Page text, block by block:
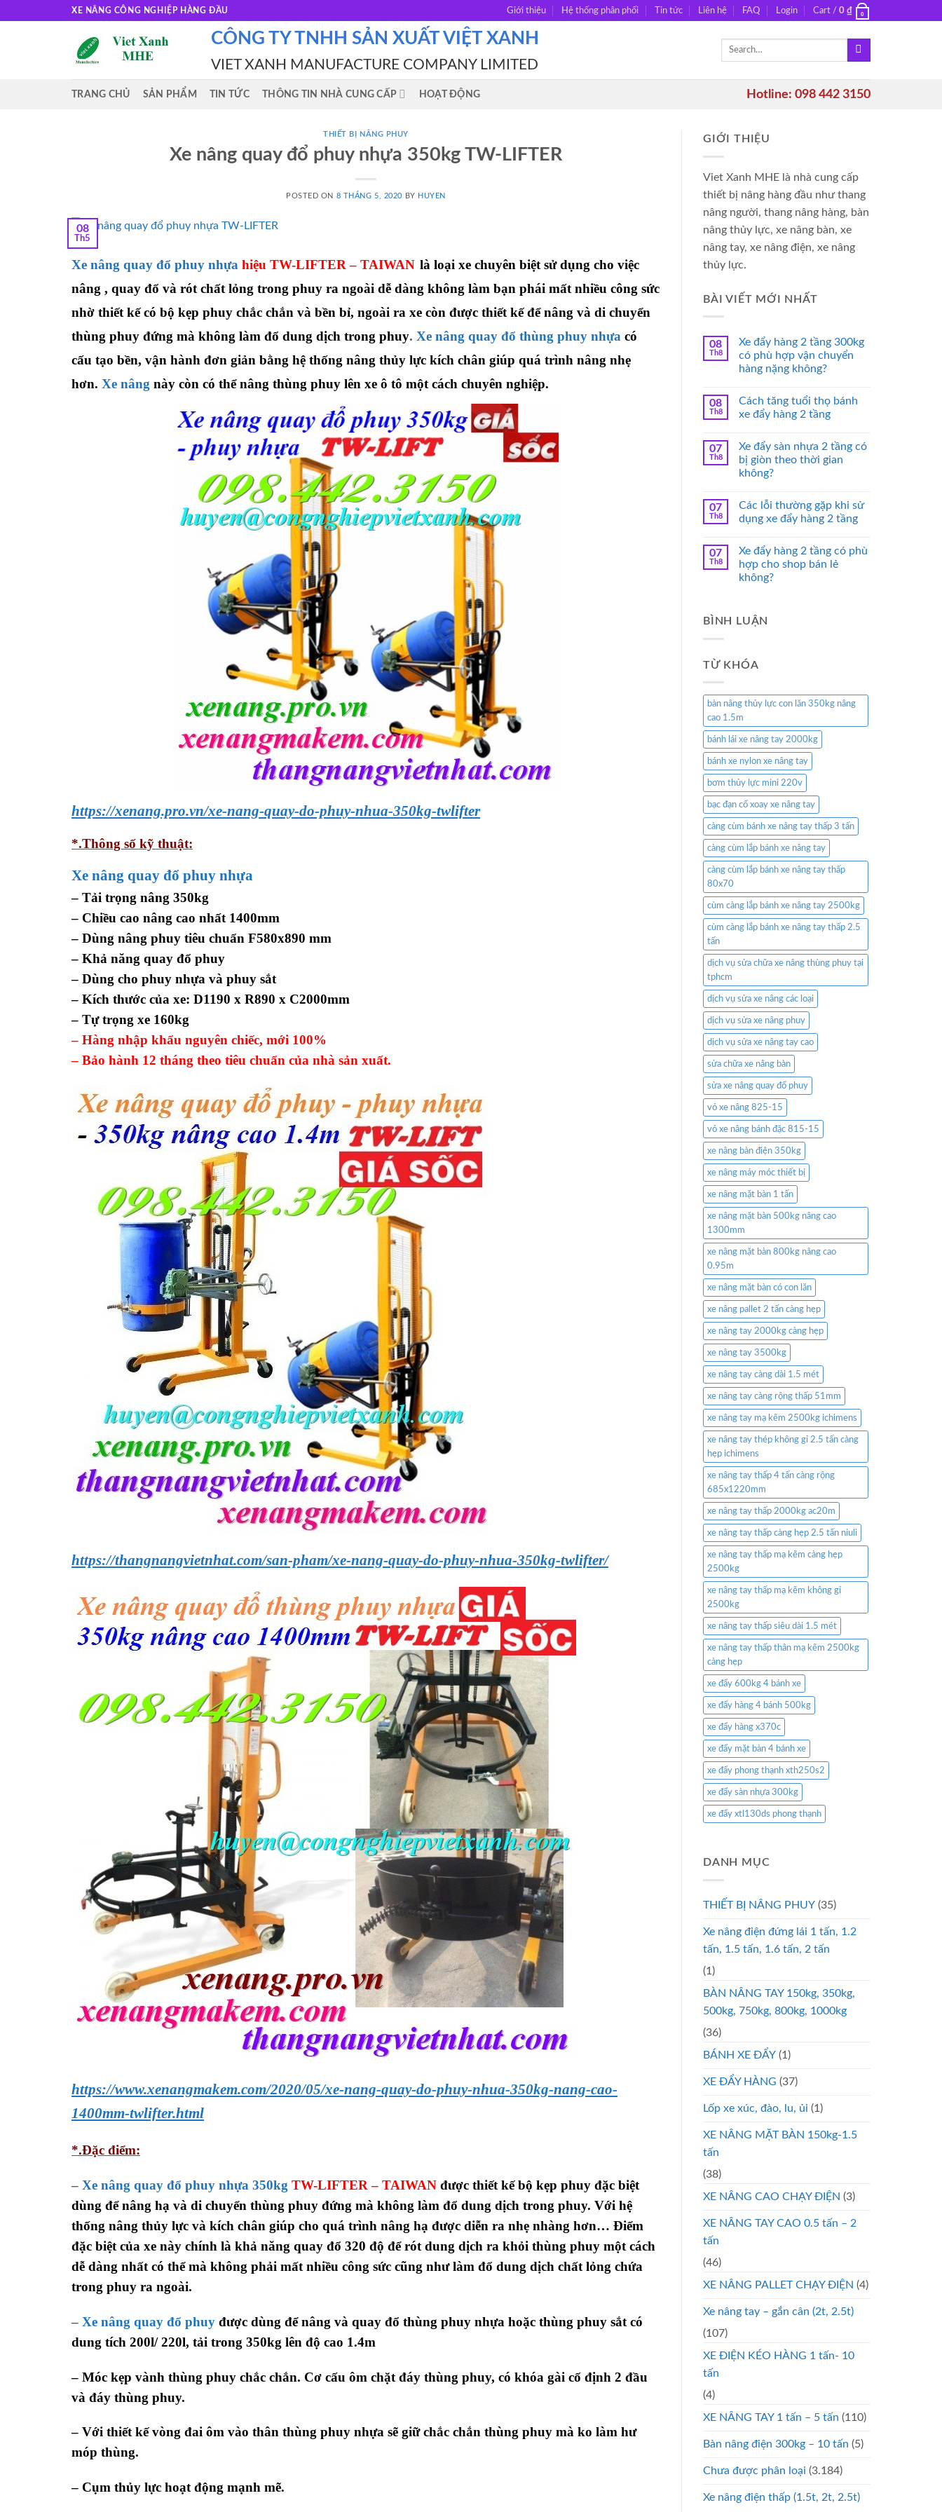
XE NÂNG CÔNG NGHIỆP HÀNG ĐẦU Giới thiệu Hệ thống phân phối Tin tức Liên hệ FAQ Login Cart / 0 ₫ 0
CÔNG TY TNHH SẢN XUẤT VIỆT XANH
VIET XANH MANUFACTURE COMPANY LIMITED
Search
TRANG CHỦ SẢN PHẨM TIN TỨC THÔNG TIN NHÀ CUNG CẤP HOẠT ĐỘNG Hotline: 098 442 3150
THIẾT BỊ NÂNG PHUY
Xe nâng quay đổ phuy nhựa 350kg TW-LIFTER
POSTED ON 8 THÁNG 5, 2020 BY HUYEN
08
Th5
Xe nâng quay đổ phuy nhựa hiệu TW-LIFTER – TAIWAN là loại xe chuyên biệt sử dụng cho việc
nâng , quay đổ và rót chất lỏng trong phuy ra ngoài dễ dàng không làm bạn phái mất nhiều công sức
nhờ thiết kế có bộ kẹp phuy chắc chắn và bền bỉ, ngoài ra xe còn được thiết kế để nâng và di chuyển
thùng phuy đứng mà không làm đổ dung dịch trong phuy. Xe nâng quay đổ thùng phuy nhựa có
cấu tạo bền, vận hành đơn giản bằng hệ thống nâng thủy lực kích chân giúp quá trình nâng nhẹ
hơn. Xe nâng này còn có thể nâng thùng phuy lên xe ô tô một cách chuyên nghiệp.
https://xenang.pro.vn/xe-nang-quay-do-phuy-nhua-350kg-twlifter
*.Thông số kỹ thuật:
Xe nâng quay đổ phuy nhựa
– Tải trọng nâng 350kg
– Chiều cao nâng cao nhất 1400mm
– Dùng nâng phuy tiêu chuẩn F580x890 mm
– Khả năng quay đổ phuy
– Dùng cho phuy nhựa và phuy sắt
– Kích thước của xe: D1190 x R890 x C2000mm
– Tự trọng xe 160kg
– Hàng nhập khẩu nguyên chiếc, mới 100%
– Bảo hành 12 tháng theo tiêu chuẩn của nhà sản xuất.
https://thangnangvietnhat.com/san-pham/xe-nang-quay-do-phuy-nhua-350kg-twlifter/
https://www.xenangmakem.com/2020/05/xe-nang-quay-do-phuy-nhua-350kg-nang-cao-
1400mm-twlifter.html
*.Đặc điểm:
– Xe nâng quay đổ phuy nhựa 350kg TW-LIFTER – TAIWAN được thiết kế bộ kẹp phuy đặc biệt
dùng để nâng hạ và di chuyển thùng phuy đứng mà không làm đổ dung dịch trong phuy. Với hệ
thống nâng thủy lực và kích chân giúp cho quá trình nâng hạ được diễn ra nhẹ nhàng hơn… Điểm
đặc biệt của xe này chính là khả năng quay đổ 320 độ để rót dung dịch ra khỏi thùng phuy một cách
dễ dàng nhất có thể mà không phải mất nhiều công sức cũng như làm đổ dung dịch chất lỏng chứa
trong phuy ra ngoài.
– Xe nâng quay đổ phuy được dùng để nâng và quay đổ thùng phuy nhựa hoặc thùng phuy sắt có
dung tích 200l/ 220l, tải trong 350kg lên độ cao 1.4m
– Móc kẹp vành thùng phuy chắc chắn. Cơ cấu ôm chặt đáy thùng phuy, có khóa gài cố định 2 đầu
và đáy thùng phuy.
– Với thiết kế vòng đai ôm vào thân thùng phuy nhựa sẽ giữ chắc chắn thùng phuy mà ko làm hư
móp thùng.
– Cụm thủy lực hoạt động mạnh mẽ.
GIỚI THIỆU
Viet Xanh MHE là nhà cung cấp
thiết bị nâng hàng đầu như thang
nâng người, thang nâng hàng, bàn
nâng thủy lực, xe nâng bàn, xe
nâng tay, xe nâng điện, xe nâng
thủy lực.
BÀI VIẾT MỚI NHẤT
08
Th8
Xe đẩy hàng 2 tầng 300kg
có phù hợp vận chuyển
hàng nặng không?
08
Th8
Cách tăng tuổi thọ bánh
xe đẩy hàng 2 tầng
07
Th8
Xe đẩy sàn nhựa 2 tầng có
bị giòn theo thời gian
không?
07
Th8
Các lỗi thường gặp khi sử
dụng xe đẩy hàng 2 tầng
07
Th8
Xe đẩy hàng 2 tầng có phù
hợp cho shop bán lẻ
không?
BÌNH LUẬN
TỪ KHÓA
bàn nâng thủy lực con lăn 350kg nâng
cao 1.5m
bánh lái xe nâng tay 2000kg
bánh xe nylon xe nâng tay
bơm thủy lực mini 220v
bạc đạn cổ xoay xe nâng tay
càng cùm bánh xe nâng tay thấp 3 tấn
càng cùm lắp bánh xe nâng tay
càng cùm lắp bánh xe nâng tay thấp
80x70
cùm càng lắp bánh xe nâng tay 2500kg
cùm càng lắp bánh xe nâng tay thấp 2.5
tấn
dịch vụ sửa chữa xe nâng thùng phuy tại
tphcm
dịch vụ sửa xe nâng các loại
dịch vụ sửa xe nâng phuy
dịch vụ sửa xe nâng tay cao
sửa chữa xe nâng bàn
sửa xe nâng quay đổ phuy
vỏ xe nâng 825-15
vỏ xe nâng bánh đặc 815-15
xe nâng bàn điện 350kg
xe nâng máy móc thiết bị
xe nâng mặt bàn 1 tấn
xe nâng mặt bàn 500kg nâng cao
1300mm
xe nâng mặt bàn 800kg nâng cao
0.95m
xe nâng mặt bàn có con lăn
xe nâng pallet 2 tấn càng hẹp
xe nâng tay 2000kg càng hẹp
xe nâng tay 3500kg
xe nâng tay càng dài 1.5 mét
xe nâng tay càng rộng thấp 51mm
xe nâng tay mạ kẽm 2500kg ichimens
xe nâng tay thép không gỉ 2.5 tấn càng
hẹp ichimens
xe nâng tay thấp 4 tấn càng rộng
685x1220mm
xe nâng tay thấp 2000kg ac20m
xe nâng tay thấp càng hẹp 2.5 tấn niuli
xe nâng tay thấp mạ kẽm càng hẹp
2500kg
xe nâng tay thấp mạ kẽm không gỉ
2500kg
xe nâng tay thấp siêu dài 1.5 mét
xe nâng tay thấp thân mạ kẽm 2500kg
càng hẹp
xe đẩy 600kg 4 bánh xe
xe đẩy hàng 4 bánh 500kg
xe đẩy hàng x370c
xe đẩy mặt bàn 4 bánh xe
xe đẩy phong thạnh xth250s2
xe đẩy sàn nhựa 300kg
xe đẩy xtl130ds phong thạnh
DANH MỤC
THIẾT BỊ NÂNG PHUY (35)
Xe nâng điện đứng lái 1 tấn, 1.2
tấn, 1.5 tấn, 1.6 tấn, 2 tấn
(1)
BÀN NÂNG TAY 150kg, 350kg,
500kg, 750kg, 800kg, 1000kg
(36)
BÁNH XE ĐẨY (1)
XE ĐẨY HÀNG (37)
Lốp xe xúc, đào, lu, ủi (1)
XE NÂNG MẶT BÀN 150kg-1.5
tấn
(38)
XE NÂNG CAO CHẠY ĐIỆN (3)
XE NÂNG TAY CAO 0.5 tấn – 2
tấn
(46)
XE NÂNG PALLET CHẠY ĐIỆN (4)
Xe nâng tay – gắn cân (2t, 2.5t)
(107)
XE ĐIỆN KÉO HÀNG 1 tấn- 10
tấn
(4)
XE NÂNG TAY 1 tấn – 5 tấn (110)
Bàn nâng điện 300kg – 10 tấn (5)
Chưa được phân loại (3.184)
Xe nâng điện thấp (1.5t, 2t, 2.5t)